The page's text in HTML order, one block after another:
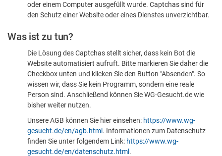
sind
oder einem Computer ausgefüllt wurde. Captchas sind für
den Schutz einer Website oder eines Dienstes unverzichtbar.
Was ist zu tun?
Die Lösung des Captchas stellt sicher, dass kein Bot die
Website automatisiert aufruft. Bitte markieren Sie daher die
Checkbox unten und klicken Sie den Button "Absenden". So
wissen wir, dass Sie kein Programm, sondern eine reale
Person sind. Anschließend können Sie WG-Gesucht.de wie
bisher weiter nutzen.
Unsere AGB können Sie hier einsehen: https://www.wg-
gesucht.de/en/agb.html . Informationen zum Datenschutz
finden Sie unter folgendem Link: https://www.wg-
gesucht.de/en/datenschutz.html .